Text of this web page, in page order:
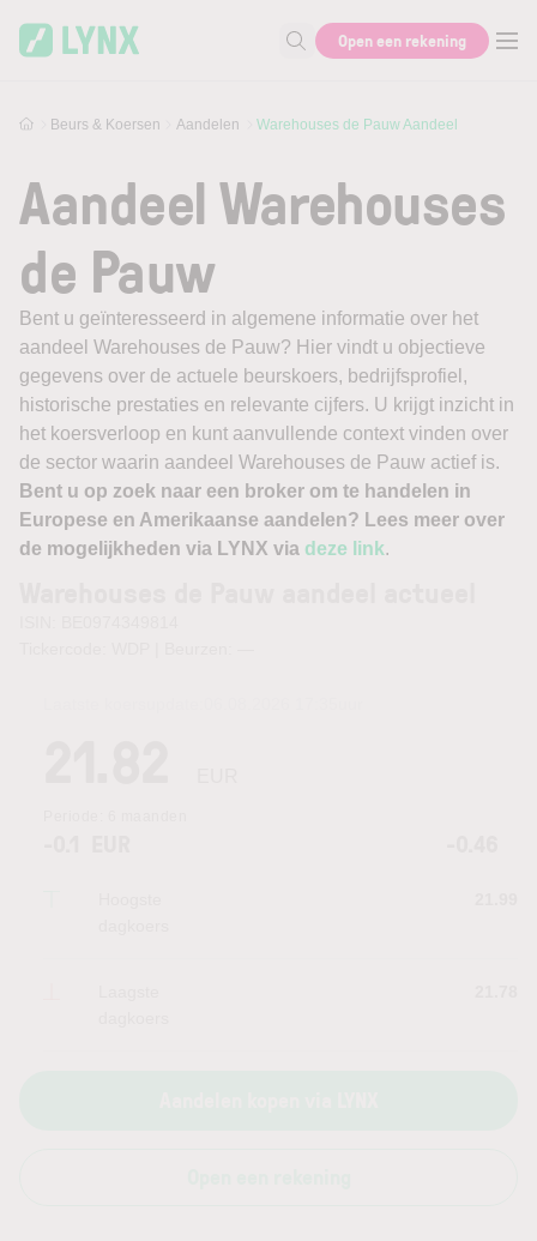
Zoek naar informatie
Open een rekening
Beurs & Koersen Aandelen Warehouses de Pauw Aandeel
Aandeel Warehouses
de Pauw
Bent u geïnteresseerd in algemene informatie over het
aandeel Warehouses de Pauw? Hier vindt u objectieve
gegevens over de actuele beurskoers, bedrijfsprofiel,
historische prestaties en relevante cijfers. U krijgt inzicht in
het koersverloop en kunt aanvullende context vinden over
de sector waarin aandeel Warehouses de Pauw actief is.
Bent u op zoek naar een broker om te handelen in
Europese en Amerikaanse aandelen? Lees meer over
de mogelijkheden via LYNX via deze link.